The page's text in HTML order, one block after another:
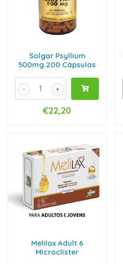
Solgar Psyllium
500mg 200 Cápsulas
+
-
€22,20
Melilax Adult 6
Microclister